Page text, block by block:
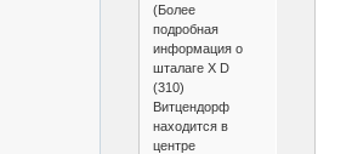
(Более
подробная
информация о
шталаге X D
(310)
Витцендорф
находится в
центре